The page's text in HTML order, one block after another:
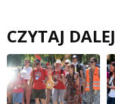
CZYTAJ DALEJ